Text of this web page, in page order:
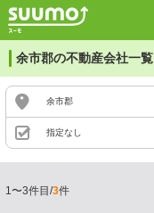
余市郡の不動産会社一覧
余市郡
指定なし
1〜3件目/3件